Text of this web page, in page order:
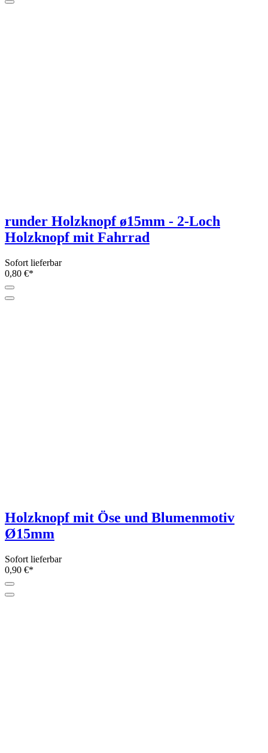
runder Holzknopf ø15mm - 2-Loch
Holzknopf mit Fahrrad
Sofort lieferbar
0,80 €*
Holzknopf mit Öse und Blumenmotiv
Ø15mm
Sofort lieferbar
0,90 €*